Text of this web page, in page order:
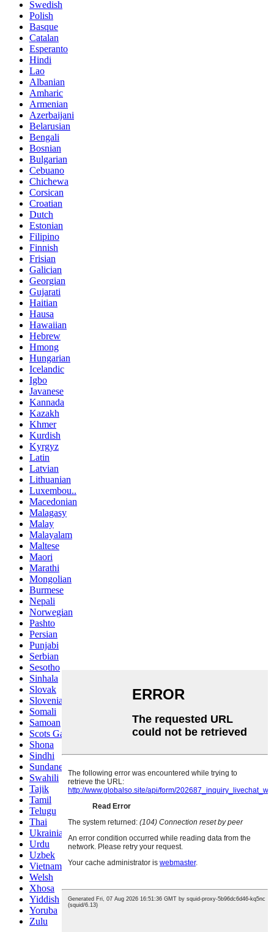
Swedish
Polish
Basque
Catalan
Esperanto
Hindi
Lao
Albanian
Amharic
Armenian
Azerbaijani
Belarusian
Bengali
Bosnian
Bulgarian
Cebuano
Chichewa
Corsican
Croatian
Dutch
Estonian
Filipino
Finnish
Frisian
Galician
Georgian
Gujarati
Haitian
Hausa
Hawaiian
Hebrew
Hmong
Hungarian
Icelandic
Igbo
Javanese
Kannada
Kazakh
Khmer
Kurdish
Kyrgyz
Latin
Latvian
Lithuanian
Luxembou..
Macedonian
Malagasy
Malay
Malayalam
Maltese
Maori
Marathi
Mongolian
Burmese
Nepali
Norwegian
Pashto
Persian
Punjabi
Serbian
Sesotho
Sinhala
Slovak
Slovenian
Somali
Samoan
Scots Gaelic
Shona
Sindhi
Sundanese
Swahili
Tajik
Tamil
Telugu
Thai
Ukrainian
Urdu
Uzbek
Vietnamese
Welsh
Xhosa
Yiddish
Yoruba
Zulu